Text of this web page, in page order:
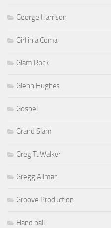
George Harrison
Girl in a Coma
Glam Rock
Glenn Hughes
Gospel
Grand Slam
Greg T. Walker
Gregg Allman
Groove Production
Hand ball